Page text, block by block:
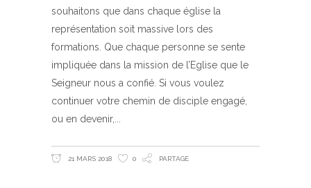
souhaitons que dans chaque église la
représentation soit massive lors des
formations. Que chaque personne se sente
impliquée dans la mission de l’Eglise que le
Seigneur nous a confié. Si vous voulez
continuer votre chemin de disciple engagé,
ou en devenir,
21 MARS 2018 0 PARTAGE